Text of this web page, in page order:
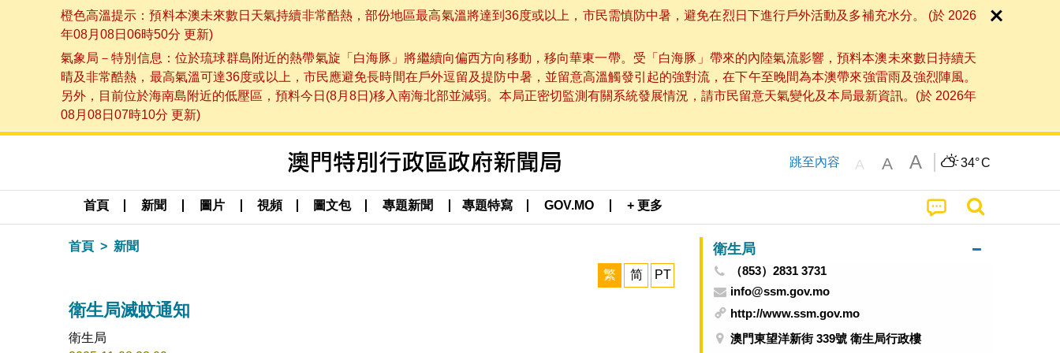
橙色高溫提示：預料本澳未來數日天氣持續非常酷熱，部份地區最高氣溫將達到36度或以上，市民需慎防中暑，避免在烈日下進行戶外活動及多補充水分。 (於 2026
年08月08日06時50分 更新)
氣象局－特別信息：位於琉球群島附近的熱帶氣旋「白海豚」將繼續向偏西方向移動，移向華東一帶。受「白海豚」帶來的內陸氣流影響，預料本澳未來數日持續天
晴及非常酷熱，最高氣溫可達36度或以上，市民應避免長時間在戶外逗留及提防中暑，並留意高溫觸發引起的強對流，在下午至晚間為本澳帶來強雷雨及強烈陣風。
另外，目前位於海南島附近的低壓區，預料今日(8月8日)移入南海北部並減弱。本局正密切監測有關系統發展情況，請市民留意天氣變化及本局最新資訊。(於 2026年
08月08日07時10分 更新)
跳至內容 A A A 34°C
首頁 新聞 圖片 視頻 圖文包 專題新聞 專題特寫 GOV.MO + 更多
首頁 新聞
繁 简 PT
衛生局滅蚊通知
衛生局
衛生局
（853）2831 3731
info@ssm.gov.mo
http://www.ssm.gov.mo
澳門東望洋新街 339號 衛生局行政樓